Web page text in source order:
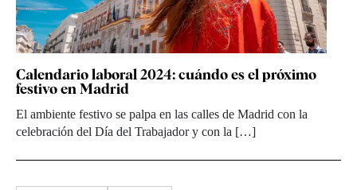
Calendario laboral 2024: cuándo es el próximo
festivo en Madrid
El ambiente festivo se palpa en las calles de Madrid con la
celebración del Día del Trabajador y con la […]